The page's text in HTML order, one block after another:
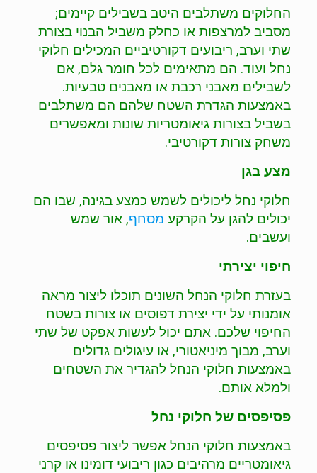
החלוקים משתלבים היטב בשבילים קיימים;
מסביב למרצפות או כחלק משביל הבנוי בצורת
שתי וערב, ריבועים דקורטיביים המכילים חלוקי
נחל ועוד. הם מתאימים לכל חומר גלם, אם
לשבילים מאבני רכבת או מאבנים טבעיות.
באמצעות הגדרת השטח שלהם הם משתלבים
בשביל בצורות גיאומטריות שונות ומאפשרים
משחק צורות דקורטיבי.
מצע בגן
חלוקי נחל ליכולים לשמש כמצע בגינה, שבו הם
יכולים להגן על הקרקע מסחף, אור שמש
ועשבים.
חיפוי יצירתי
בעזרת חלוקי הנחל השונים תוכלו ליצור מראה
אומנותי על ידי יצירת דפוסים או צורות בשטח
החיפוי שלכם. אתם יכול לעשות אפקט של שתי
וערב, מבוך מיניאטורי, או עיגולים גדולים
באמצעות חלוקי הנחל להגדיר את השטחים
ולמלא אותם.
פסיפסים של חלוקי נחל
באמצעות חלוקי הנחל אפשר ליצור פסיפסים
גיאומטריים מרהיבים כגון ריבועי דומינו או קרני